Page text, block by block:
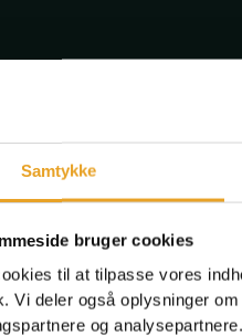
Samtykke
bruger cookies
til at tilpasse vores
Vi deler også oplysninger
og
Byg et brætspil